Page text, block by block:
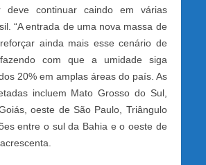
deve continuar caindo em várias
“A entrada de uma nova massa de
ainda mais esse cenário de
com que a umidade siga
20% em amplas áreas do país. As
incluem Mato Grosso do Sul,
oeste de São Paulo, Triângulo
entre o sul da Bahia e o oeste de